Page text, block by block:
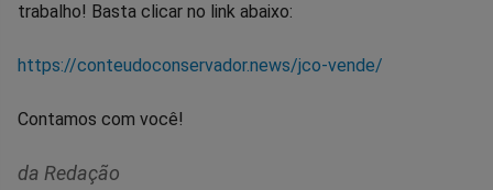
trabalho! Basta clicar no link abaixo:
https://conteudoconservador.news/jco-vende/
Contamos com você!
da Redação